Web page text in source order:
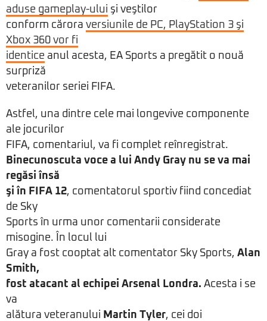
aduse gameplay-ului şi veştilor
conform cărora versiunile de PC, PlayStation 3 şi
Xbox 360 vor fi
identice anul acesta, EA Sports a pregătit o nouă
surpriză
veteranilor seriei FIFA.
Astfel, una dintre cele mai longevive componente
ale jocurilor
FIFA, comentariul, va fi complet reînregistrat.
Binecunoscuta voce a lui Andy Gray nu se va mai
regăsi însă
şi în FIFA 12, comentatorul sportiv fiind concediat
de Sky
Sports în urma unor comentarii considerate
misogine. În locul lui
Gray a fost cooptat alt comentator Sky Sports, Alan
Smith,
fost atacant al echipei Arsenal Londra. Acesta i se
va
alătura veteranului Martin Tyler, cei doi